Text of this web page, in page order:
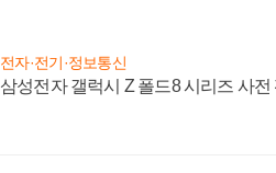
전자·전기·정보통신
삼성전자 갤럭시 Z 폴드8 시리즈 사전